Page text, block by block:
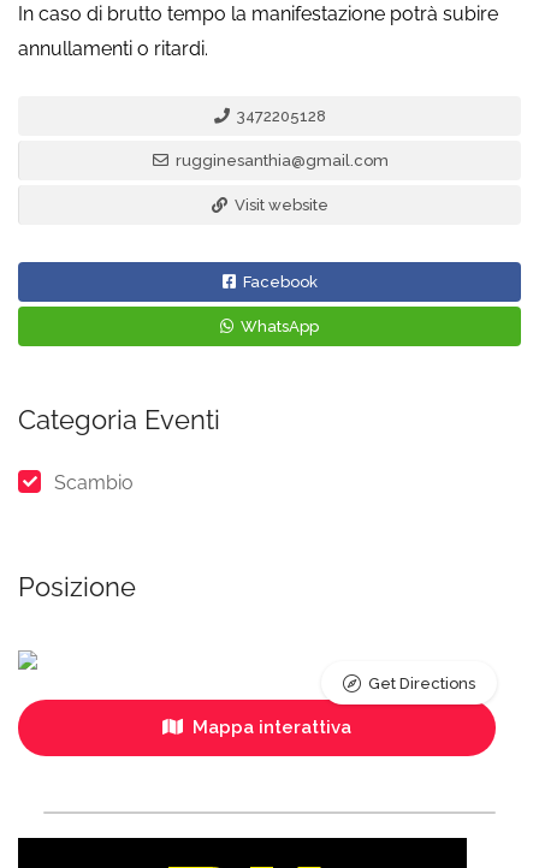
In caso di brutto tempo la manifestazione potrà subire
annullamenti o ritardi.
3472205128
rugginesanthia@gmail.com
Visit website
Facebook
WhatsApp
Categoria Eventi
Scambio
Posizione
Mappa interattiva
Get Directions